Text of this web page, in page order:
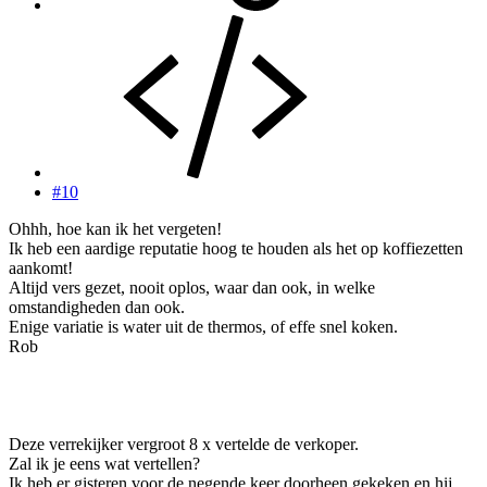
#10
Ohhh, hoe kan ik het vergeten!
Ik heb een aardige reputatie hoog te houden als het op koffiezetten
aankomt!
Altijd vers gezet, nooit oplos, waar dan ook, in welke
omstandigheden dan ook.
Enige variatie is water uit de thermos, of effe snel koken.
Rob
Deze verrekijker vergroot 8 x vertelde de verkoper.
Zal ik je eens wat vertellen?